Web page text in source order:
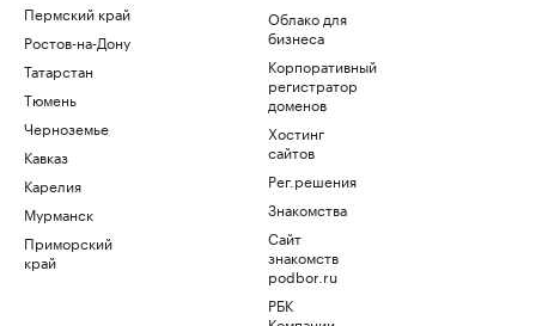
Пермский край
Ростов-на-Дону
Татарстан
Тюмень
Черноземье
Кавказ
Карелия
Мурманск
Приморский
край
Облако для
бизнеса
Корпоративный
регистратор
доменов
Хостинг
сайтов
Рег.решения
Знакомства
Сайт
знакомств
podbor.ru
РБК